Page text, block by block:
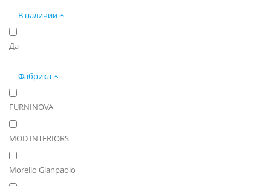
В наличии
Да
Фабрика
FURNINOVA
MOD INTERIORS
Morello Gianpaolo